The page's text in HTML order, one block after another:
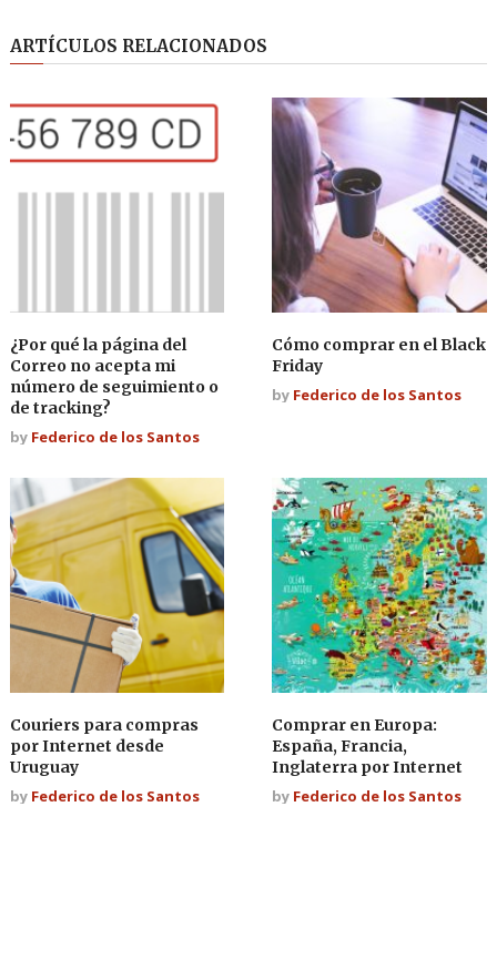
ARTÍCULOS RELACIONADOS
¿Por qué la página del
Correo no acepta mi
número de seguimiento o
de tracking?
by Federico de los Santos
Cómo comprar en el Black
Friday
by Federico de los Santos
Couriers para compras
por Internet desde
Uruguay
by Federico de los Santos
Comprar en Europa:
España, Francia,
Inglaterra por Internet
by Federico de los Santos